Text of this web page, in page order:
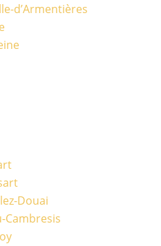
d’Armentières
Douai
Cambresis